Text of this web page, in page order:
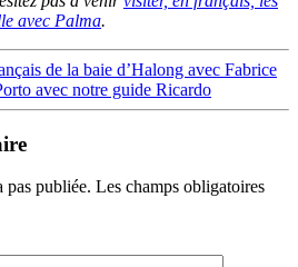
avec Palma.
de la baie d’Halong avec Fabrice
avec notre guide Ricardo
pas publiée. Les champs obligatoires